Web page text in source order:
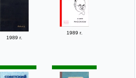
1989 г.
1989 г.